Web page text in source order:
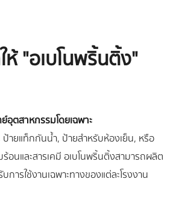
"อเบโนพริ้นติ้ง"
ตสาหกรรมโดยเฉพาะ
ป้ายแท็กกันน้ำ, ป้ายสำหรับห้องเย็น, หรือ
นและสารเคมี อเบโนพริ้นติ้งสามารถผลิต
ารใช้งานเฉพาะทางของแต่ละโรงงาน